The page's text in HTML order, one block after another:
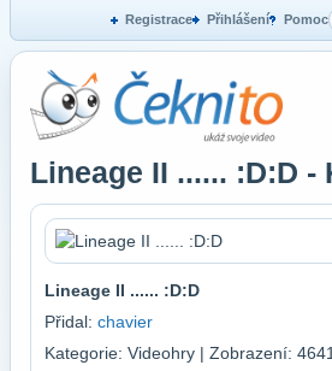
Registrace Přihlášení Pomoc
Lineage II ...... :D:D -
Lineage II ...... :D:D
Přidal: chavier
Kategorie: Videohry | Zobrazení: